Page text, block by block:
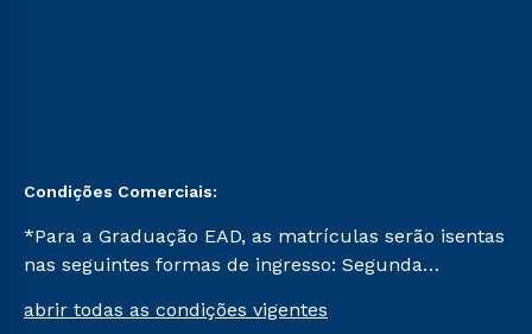
Condições Comerciais:
*Para a Graduação EAD, as matrículas serão isentas
nas seguintes formas de ingresso: Segunda
Já para as demais, a taxa de matrícula será de R$
abrir todas as condições vigentes